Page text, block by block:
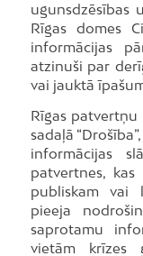
ugunsdzēsības
Rīgas domes
informācijas
atzinuši par
vai jauktā
Rīgas
sadaļā
informācijas
patvertnes,
publiskam vai
pieeja
saprotamu
vietām krīzes